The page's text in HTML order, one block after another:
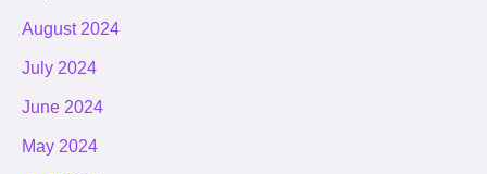
August 2024
July 2024
June 2024
May 2024